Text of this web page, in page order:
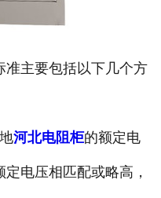
滤波器
准主要包括以下几个方
河北电阻柜的额定电
电压相匹配或略高，